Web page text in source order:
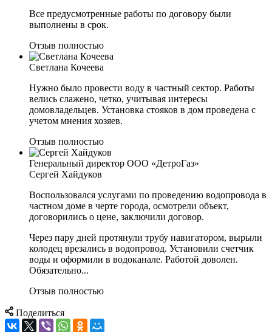
Все предусмотренные работы по договору были
выполнены в срок.
Отзыв полностью
Светлана Кочеева
Нужно было провести воду в частный сектор. Работы
велись слажено, четко, учитывая интересы
домовладельцев. Установка стояков в дом проведена с
учетом мнения хозяев.
Отзыв полностью
Генеральный директор ООО «ДетроГаз»
Сергей Хайдуков
Воспользовался услугами по проведению водопровода в
частном доме в черте города, осмотрели объект,
договорились о цене, заключили договор.
Через пару дней протянули трубу навигатором, вырыли
колодец врезались в водопровод. Установили счетчик
воды и оформили в водоканале. Работой доволен.
Обязательно...
Отзыв полностью
Поделиться